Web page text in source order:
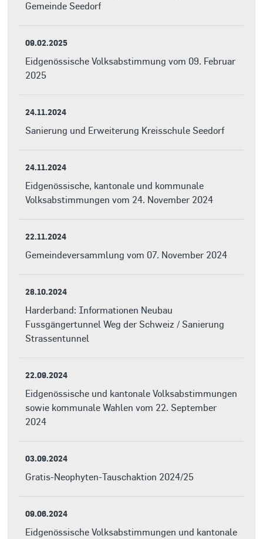
Gemeinde Seedorf
09.02.2025
Eidgenössische Volksabstimmung vom 09. Februar
2025
24.11.2024
Sanierung und Erweiterung Kreisschule Seedorf
24.11.2024
Eidgenössische, kantonale und kommunale
Volksabstimmungen vom 24. November 2024
22.11.2024
Gemeindeversammlung vom 07. November 2024
28.10.2024
Harderband: Informationen Neubau
Fussgängertunnel Weg der Schweiz / Sanierung
Strassentunnel
22.09.2024
Eidgenössische und kantonale Volksabstimmungen
sowie kommunale Wahlen vom 22. September
2024
03.09.2024
Gratis-Neophyten-Tauschaktion 2024/25
09.06.2024
Eidgenössische Volksabstimmungen und kantonale